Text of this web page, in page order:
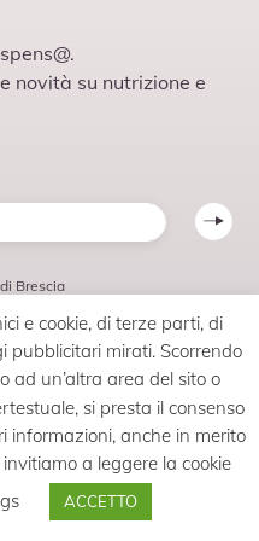
novità su nutrizione e
Brescia
e cookie, di terze parti, di
pubblicitari mirati. Scorrendo
ad un’altra area del sito o
si presta il consenso
informazioni, anche in merito
a leggere la cookie
ACCETTO